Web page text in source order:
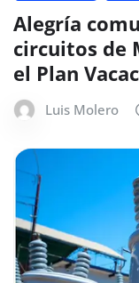
Alegría
circuitos de
el Plan
Luis Molero